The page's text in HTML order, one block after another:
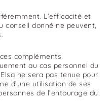
L’efficacité et
conseil donné ne peuvent,
compléments
au cas personnel du
ne sera pas tenue pour
d’une utilisation de ses
de l’entourage du